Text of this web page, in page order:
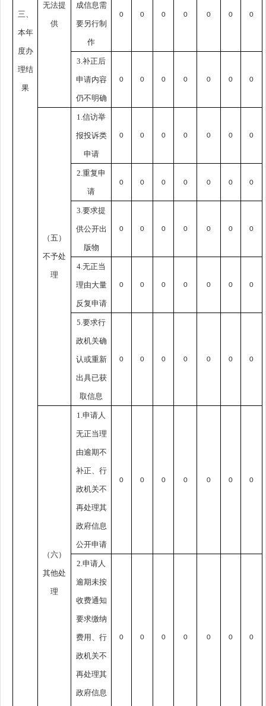
三、
本年
度办
理结
果
无法提
供
成信息需
要另行制
作
0 0 0 0 0 0 0
3.补正后
申请内容
仍不明确
0 0 0 0 0 0 0
（五）
不予处
理
1.信访举
报投诉类
申请
0 0 0 0 0 0 0
2.重复申
请
0 0 0 0 0 0 0
3.要求提
供公开出
版物
0 0 0 0 0 0 0
4.无正当
理由大量
反复申请
0 0 0 0 0 0 0
5.要求行
政机关确
认或重新
出具已获
取信息
0 0 0 0 0 0 0
（六）
其他处
理
1.申请人
无正当理
由逾期不
补正、行
政机关不
再处理其
政府信息
公开申请
0 0 0 0 0 0 0
2.申请人
逾期未按
收费通知
要求缴纳
费用、行
政机关不
再处理其
政府信息
0 0 0 0 0 0 0